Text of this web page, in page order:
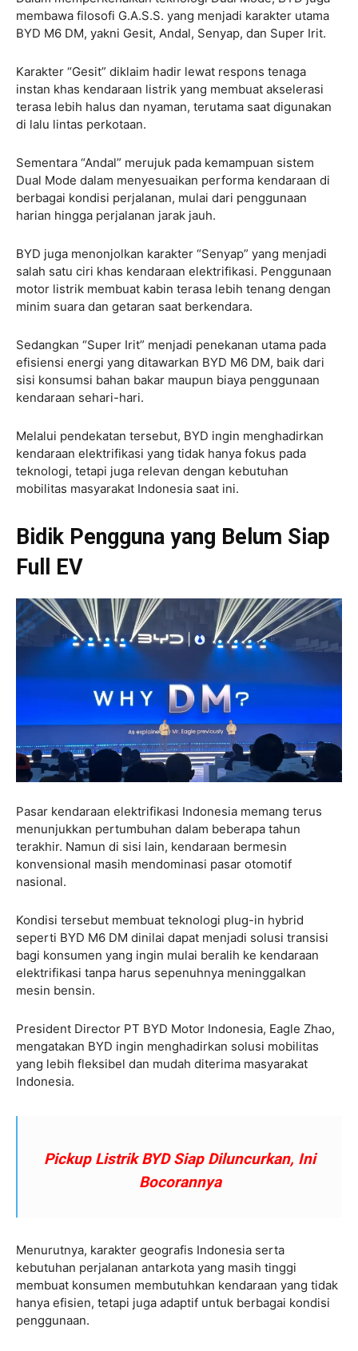
membawa filosofi G.A.S.S. yang menjadi karakter utama
BYD M6 DM, yakni Gesit, Andal, Senyap, dan Super Irit.
Karakter “Gesit” diklaim hadir lewat respons tenaga
instan khas kendaraan listrik yang membuat akselerasi
terasa lebih halus dan nyaman, terutama saat digunakan
di lalu lintas perkotaan.
Sementara “Andal” merujuk pada kemampuan sistem
Dual Mode dalam menyesuaikan performa kendaraan di
berbagai kondisi perjalanan, mulai dari penggunaan
harian hingga perjalanan jarak jauh.
BYD juga menonjolkan karakter “Senyap” yang menjadi
salah satu ciri khas kendaraan elektrifikasi. Penggunaan
motor listrik membuat kabin terasa lebih tenang dengan
minim suara dan getaran saat berkendara.
Sedangkan “Super Irit” menjadi penekanan utama pada
efisiensi energi yang ditawarkan BYD M6 DM, baik dari
sisi konsumsi bahan bakar maupun biaya penggunaan
kendaraan sehari-hari.
Melalui pendekatan tersebut, BYD ingin menghadirkan
kendaraan elektrifikasi yang tidak hanya fokus pada
teknologi, tetapi juga relevan dengan kebutuhan
mobilitas masyarakat Indonesia saat ini.
Bidik Pengguna yang Belum Siap
Full EV
Pasar kendaraan elektrifikasi Indonesia memang terus
menunjukkan pertumbuhan dalam beberapa tahun
terakhir. Namun di sisi lain, kendaraan bermesin
konvensional masih mendominasi pasar otomotif
nasional.
Kondisi tersebut membuat teknologi plug-in hybrid
seperti BYD M6 DM dinilai dapat menjadi solusi transisi
bagi konsumen yang ingin mulai beralih ke kendaraan
elektrifikasi tanpa harus sepenuhnya meninggalkan
mesin bensin.
President Director PT BYD Motor Indonesia, Eagle Zhao,
mengatakan BYD ingin menghadirkan solusi mobilitas
yang lebih fleksibel dan mudah diterima masyarakat
Indonesia.
Pickup Listrik BYD Siap Diluncurkan, Ini
Bocorannya
Menurutnya, karakter geografis Indonesia serta
kebutuhan perjalanan antarkota yang masih tinggi
membuat konsumen membutuhkan kendaraan yang tidak
hanya efisien, tetapi juga adaptif untuk berbagai kondisi
penggunaan.